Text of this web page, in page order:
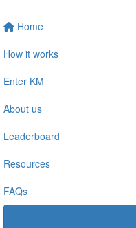
Home
How it works
Enter KM
About us
Leaderboard
Resources
FAQs